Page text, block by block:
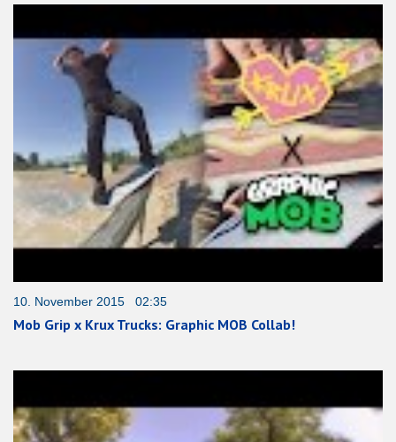
10. November 2015 02:35
Mob Grip x Krux Trucks: Graphic MOB Collab!